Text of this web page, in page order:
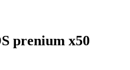
prenium x50